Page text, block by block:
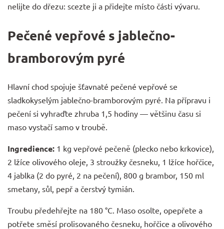
nelijte do dřezu: scezte ji a přidejte místo části vývaru.
Pečené vepřové s jablečno-
bramborovým pyré
Hlavní chod spojuje šťavnaté pečené vepřové se
sladkokyselým jablečno-bramborovým pyré. Na přípravu i
pečení si vyhraďte zhruba 1,5 hodiny — většinu času si
maso vystačí samo v troubě.
Ingredience: 1 kg vepřové pečeně (plecko nebo krkovice),
2 lžíce olivového oleje, 3 stroužky česneku, 1 lžíce hořčice,
4 jablka (2 do pyré, 2 na pečení), 800 g brambor, 150 ml
smetany, sůl, pepř a čerstvý tymián.
Troubu předehřejte na 180 °C. Maso osolte, opepřete a
potřete směsí prolisovaného česneku, hořčice a olivového